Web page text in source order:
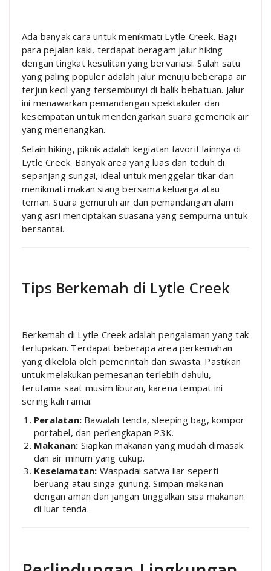
Ada banyak cara untuk menikmati Lytle Creek. Bagi
para pejalan kaki, terdapat beragam jalur hiking
dengan tingkat kesulitan yang bervariasi. Salah satu
yang paling populer adalah jalur menuju beberapa air
terjun kecil yang tersembunyi di balik bebatuan. Jalur
ini menawarkan pemandangan spektakuler dan
kesempatan untuk mendengarkan suara gemericik air
yang menenangkan.
Selain hiking, piknik adalah kegiatan favorit lainnya di
Lytle Creek. Banyak area yang luas dan teduh di
sepanjang sungai, ideal untuk menggelar tikar dan
menikmati makan siang bersama keluarga atau
teman. Suara gemuruh air dan pemandangan alam
yang asri menciptakan suasana yang sempurna untuk
bersantai.
Tips Berkemah di Lytle Creek
Berkemah di Lytle Creek adalah pengalaman yang tak
terlupakan. Terdapat beberapa area perkemahan
yang dikelola oleh pemerintah dan swasta. Pastikan
untuk melakukan pemesanan terlebih dahulu,
terutama saat musim liburan, karena tempat ini
sering kali ramai.
Peralatan: Bawalah tenda, sleeping bag, kompor
portabel, dan perlengkapan P3K.
Makanan: Siapkan makanan yang mudah dimasak
dan air minum yang cukup.
Keselamatan: Waspadai satwa liar seperti
beruang atau singa gunung. Simpan makanan
dengan aman dan jangan tinggalkan sisa makanan
di luar tenda.